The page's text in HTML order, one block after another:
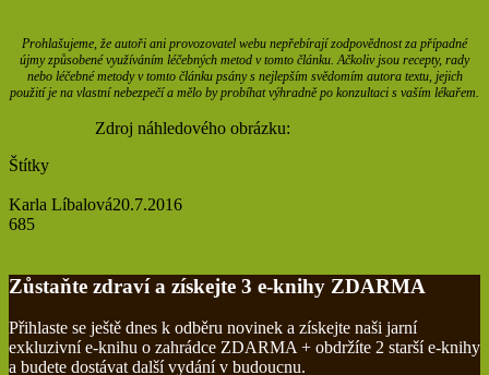
Prohlašujeme, že autoři ani provozovatel webu nepřebírají zodpovědnost za případné
újmy způsobené využíváním léčebných metod v tomto článku. Ačkoliv jsou recepty, rady
nebo léčebné metody v tomto článku psány s nejlepším svědomím autora textu, jejich
použití je na vlastní nebezpečí a mělo by probíhat výhradně po konzultaci s vaším lékařem.
Zdroj náhledového obrázku:
Štítky
Karla Líbalová20.7.2016
685
Zůstaňte zdraví a získejte 3 e-knihy ZDARMA
Přihlaste se ještě dnes k odběru novinek a získejte naši jarní
exkluzivní e-knihu o zahrádce ZDARMA + obdržíte 2 starší e-knihy
a budete dostávat další vydání v budoucnu.